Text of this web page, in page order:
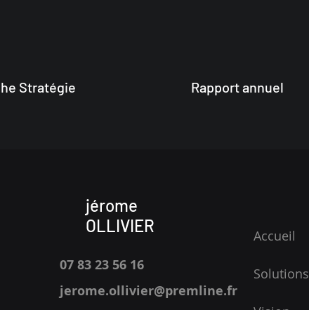
Stratégie Rapport annuel
jérome
OLLIVIER
07 83 23 56 16
jerome.ollivier@premline.fr
Accueil
Solutions